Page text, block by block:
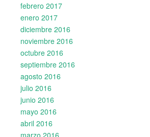
febrero 2017
enero 2017
diciembre 2016
noviembre 2016
octubre 2016
septiembre 2016
agosto 2016
julio 2016
junio 2016
mayo 2016
abril 2016